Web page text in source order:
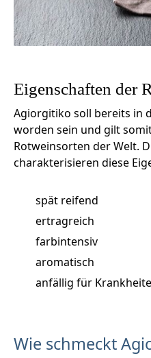
Eigenschaften der
Agiorgitiko soll bereits in
worden sein und gilt
Rotweinsorten der Welt.
charakterisieren diese
spät reifend
ertragreich
farbintensiv
aromatisch
anfällig für
Wie schmeckt